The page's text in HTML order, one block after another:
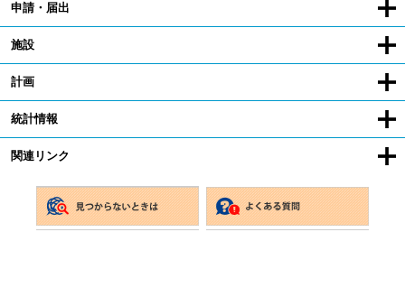
申請・届出
施設
計画
統計情報
関連リンク